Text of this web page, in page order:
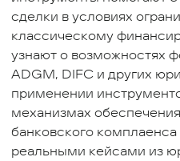
сделки в условиях
классическому
узнают о возможностях
ADGM, DIFC и других
применении
механизмах
банковского
реальными кейсами из